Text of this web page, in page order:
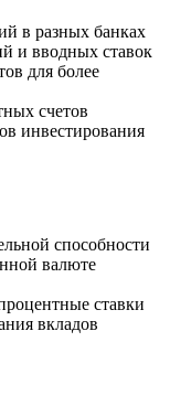
в разных банках
и вводных ставок
для более
счетов
инвестирования
способности
валюте
ставки
вкладов